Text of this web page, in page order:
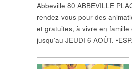
Abbeville 80 ABBEVILLE
rendez-vous pour des
et gratuites, à vivre en famille
jusqu’au JEUDI 6 AOÛT.